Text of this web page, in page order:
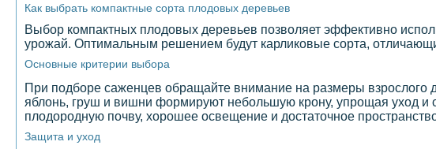
Как выбрать компактные сорта плодовых деревьев
Выбор компактных плодовых деревьев позволяет эффективно
урожай. Оптимальным решением будут карликовые сорта,
Основные критерии выбора
При подборе саженцев обращайте внимание на размеры взрослого
яблонь, груш и вишни формируют небольшую крону, упрощая уход и
плодородную почву, хорошее освещение и достаточное
Защита и уход